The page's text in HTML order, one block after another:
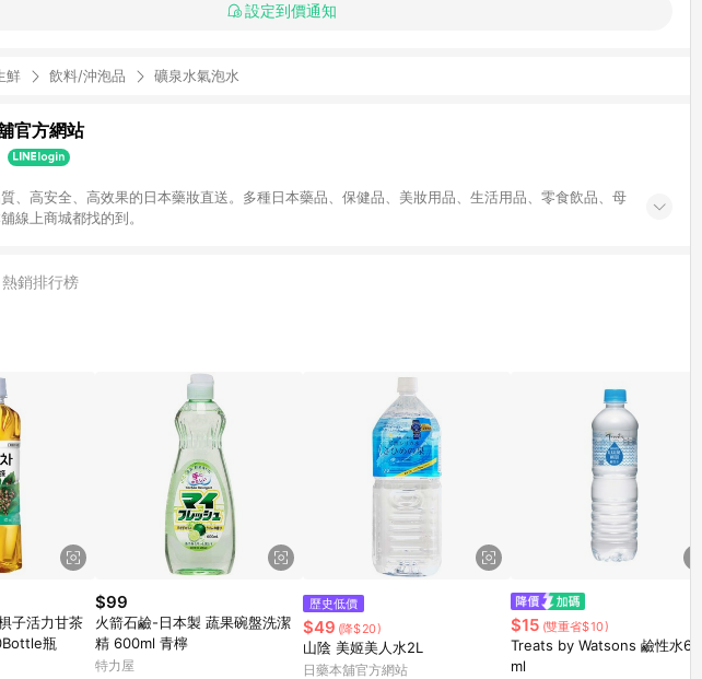
設定到價通知
鮮 飲料/沖泡品 礦泉水氣泡水
官方網站
、高安全、高效果的日本藥妝直送。多種日本藥品、保健品、美妝用品、生活用品、零食飲品、母
線上商城都找的到。
熱銷排行榜
子活力甘茶
瓶
$99
火箭石鹼-日本製 蔬果碗盤洗潔
精 600ml 青檸
特力屋
歷史低價
$49 (降$20)
山陰 美姬美人水2L
日藥本舖官方網站
$15 (雙重省$10)
Treats by Watsons 鹼性水600
ml